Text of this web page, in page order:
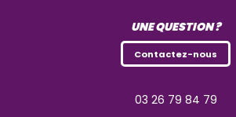
UNE QUESTION ?
Contactez-nous
03 26 79 84 79